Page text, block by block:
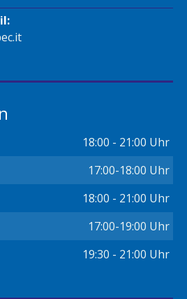
18:00 - 21:00 Uhr
17:00-18:00 Uhr
18:00 - 21:00 Uhr
17:00-19:00 Uhr
19:30 - 21:00 Uhr